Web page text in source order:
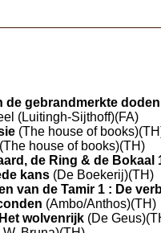
de gebrandmerkte doden
(Luitingh-Sijthoff)(FA)
(The house of
(The house of books)(TH)
de Ring & de Bokaal
kans (De Boekerij)(TH)
van de Tamir 1 : De
(Ambo/Anthos)(TH)
Het wolvenrijk (De